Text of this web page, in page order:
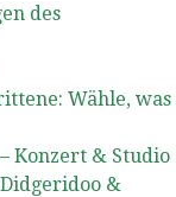
des
Wähle, was
Konzert & Studio
&